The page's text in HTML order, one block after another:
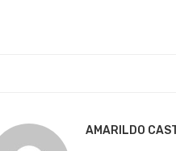
AMARILDO